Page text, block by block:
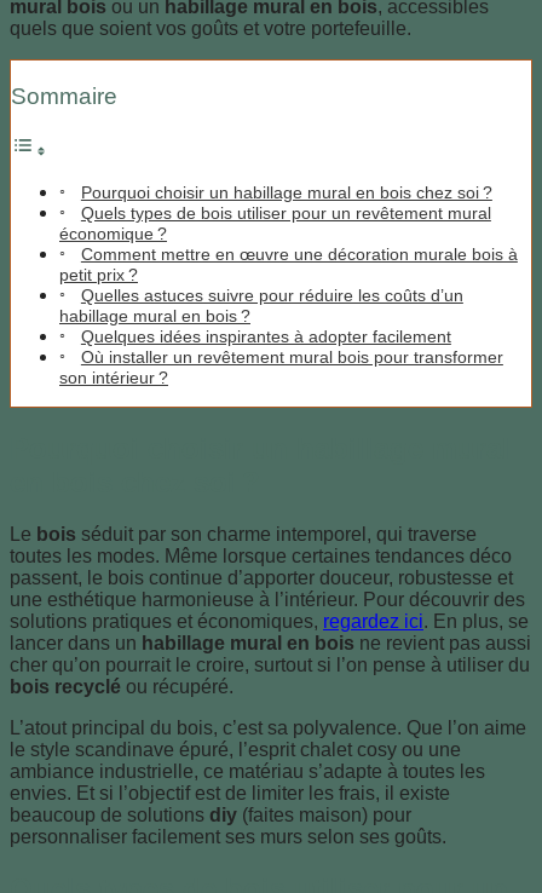
mural bois ou un habillage mural en bois, accessibles
quels que soient vos goûts et votre portefeuille.
Sommaire
Pourquoi choisir un habillage mural en bois chez soi ?
Quels types de bois utiliser pour un revêtement mural
économique ?
Comment mettre en œuvre une décoration murale bois à
petit prix ?
Quelles astuces suivre pour réduire les coûts d’un
habillage mural en bois ?
Quelques idées inspirantes à adopter facilement
Où installer un revêtement mural bois pour transformer
son intérieur ?
Le bois séduit par son charme intemporel, qui traverse
toutes les modes. Même lorsque certaines tendances déco
passent, le bois continue d’apporter douceur, robustesse et
une esthétique harmonieuse à l’intérieur. Pour découvrir des
solutions pratiques et économiques, regardez ici. En plus, se
lancer dans un habillage mural en bois ne revient pas aussi
cher qu’on pourrait le croire, surtout si l’on pense à utiliser du
bois recyclé ou récupéré.
L’atout principal du bois, c’est sa polyvalence. Que l’on aime
le style scandinave épuré, l’esprit chalet cosy ou une
ambiance industrielle, ce matériau s’adapte à toutes les
envies. Et si l’objectif est de limiter les frais, il existe
beaucoup de solutions diy (faites maison) pour
personnaliser facilement ses murs selon ses goûts.